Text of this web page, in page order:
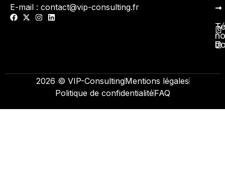
E-mail : contact@vip-consulting.fr
2026 © VIP-ConsultingMentions légales
Politique de confidentialitéFAQ